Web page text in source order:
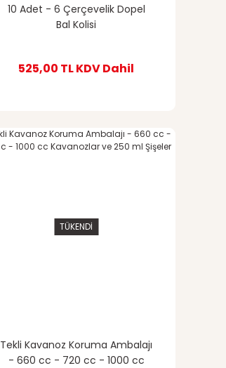
10 Adet - 6 Çerçevelik Dopel
Bal Kolisi
525,00 TLKDV Dahil
TÜKENDİ
Tekli Kavanoz Koruma Ambalajı
- 660 cc - 720 cc - 1000 cc